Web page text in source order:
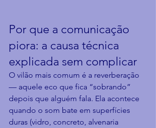
Por que a comunicação
piora: a causa técnica
explicada sem complicar
O vilão mais comum é a reverberação
— aquele eco que fica “sobrando”
depois que alguém fala. Ela acontece
quando o som bate em superfícies
duras (vidro, concreto, alvenaria